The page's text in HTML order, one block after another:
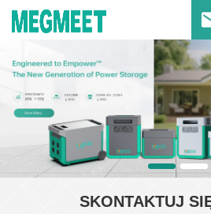
SKONTAKTUJ